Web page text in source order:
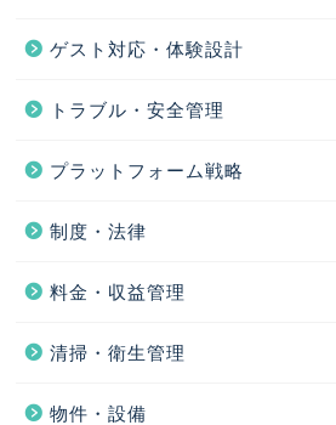
ゲスト対応・体験設計
トラブル・安全管理
プラットフォーム戦略
制度・法律
料金・収益管理
清掃・衛生管理
物件・設備